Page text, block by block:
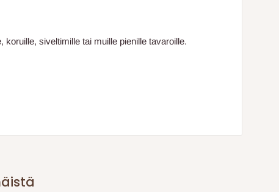
siveltimille tai muille pienille tavaroille.